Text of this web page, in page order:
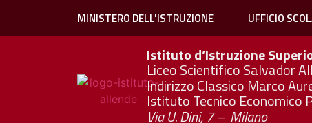
MINISTERO DELL'ISTRUZIONE UFFICIO
Istituto d’Istruzione
Liceo Scientifico Salvador
Indirizzo Classico Marco
Istituto Tecnico Economico
Via U. Dini, 7 – Milano